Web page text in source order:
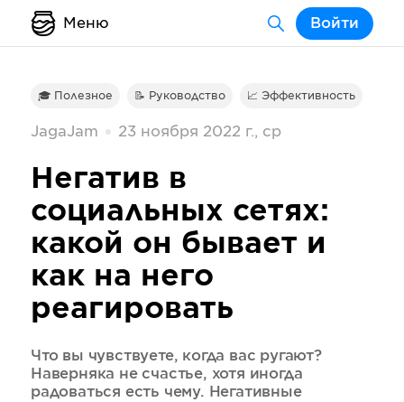
Меню Войти
🎓 Полезное 📝 Руководство 📈 Эффективность
JagaJam 23 ноября 2022 г., ср
Негатив в
социальных сетях:
какой он бывает и
как на него
реагировать
Что вы чувствуете, когда вас ругают?
Наверняка не счастье, хотя иногда
радоваться есть чему. Негативные